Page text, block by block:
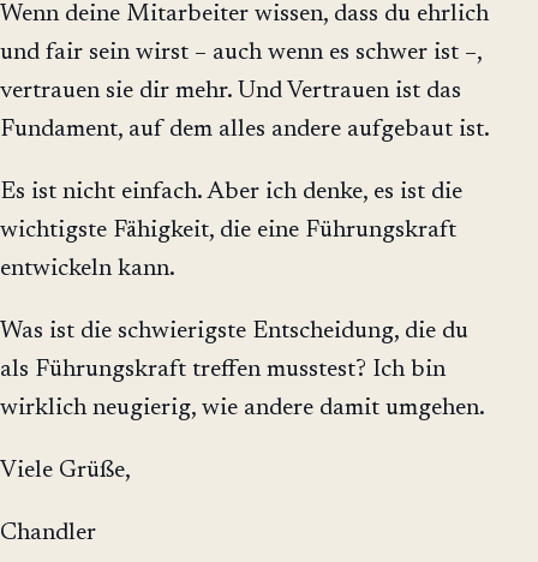
Wenn deine Mitarbeiter wissen, dass du ehrlich
und fair sein wirst – auch wenn es schwer ist –,
vertrauen sie dir mehr. Und Vertrauen ist das
Fundament, auf dem alles andere aufgebaut ist.
Es ist nicht einfach. Aber ich denke, es ist die
wichtigste Fähigkeit, die eine Führungskraft
entwickeln kann.
Was ist die schwierigste Entscheidung, die du
als Führungskraft treffen musstest? Ich bin
wirklich neugierig, wie andere damit umgehen.
Viele Grüße,
Chandler